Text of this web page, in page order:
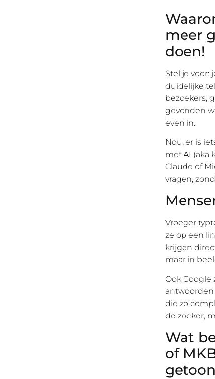
meer
doen!
Stel je voor:
duidelijke
bezoekers,
gevonden
even in.
Nou, er is
met AI (aka
Claude of
vragen,
Vroeger
ze op een
krijgen
maar in
Ook Google
antwoorden
die zo
de zoeker,
Wat
of